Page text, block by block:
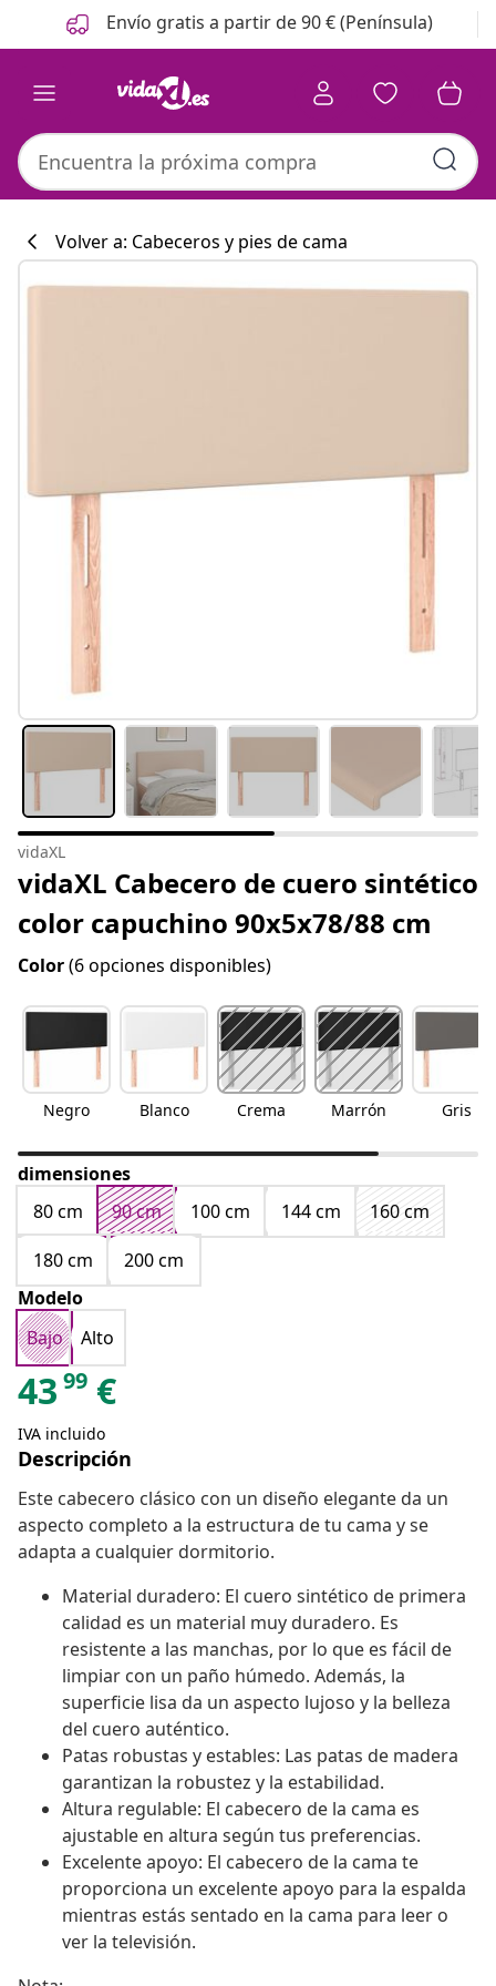
Anterior
Siguiente Envío gratis a partir de 90 € (Península)
Volver a: Cabeceros y pies de cama
vidaXL
vidaXL Cabecero de cuero sintético
color capuchino 90x5x78/88 cm
Color(6 opciones disponibles)
Negro Blanco Crema Marrón Gris
dimensiones
80 cm
90 cm 100 cm 144 cm
160 cm
180 cm
200 cm
Modelo
Bajo
Alto
43 99 €
IVA incluido
Descripción
Este cabecero clásico con un diseño elegante da un
aspecto completo a la estructura de tu cama y se
adapta a cualquier dormitorio.
Material duradero: El cuero sintético de primera
calidad es un material muy duradero. Es
resistente a las manchas, por lo que es fácil de
limpiar con un paño húmedo. Además, la
superficie lisa da un aspecto lujoso y la belleza
del cuero auténtico.
Patas robustas y estables: Las patas de madera
garantizan la robustez y la estabilidad.
Altura regulable: El cabecero de la cama es
ajustable en altura según tus preferencias.
Excelente apoyo: El cabecero de la cama te
proporciona un excelente apoyo para la espalda
mientras estás sentado en la cama para leer o
ver la televisión.